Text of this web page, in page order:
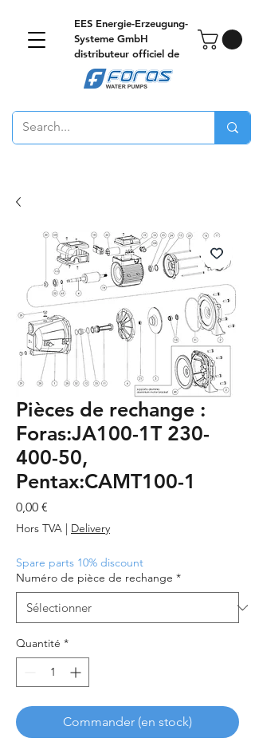
EES Energie-Erzeugung-
Systeme GmbH
distributeur officiel de
Pièces de rechange :
Foras:JA100-1T 230-
400-50,
Pentax:CAMT100-1
0,00 €
Hors TVA | Delivery
Spare parts 10% discount
Numéro de pièce de rechange *
Quantité *
Commander (en stock)